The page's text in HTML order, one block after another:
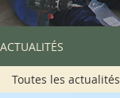
ACTUALITÉS
Toutes les actualités